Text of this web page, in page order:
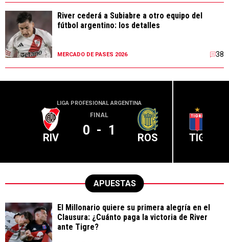
River cederá a Subiabre a otro equipo del
fútbol argentino: los detalles
MERCADO DE PASES 2026 38
LIGA PROFESIONAL ARGENTINA
RIV
FINAL
0 - 1 ROS TIG
APUESTAS
El Millonario quiere su primera alegría en el
Clausura: ¿Cuánto paga la victoria de River
ante Tigre?